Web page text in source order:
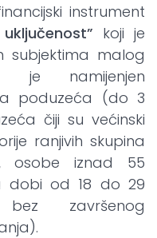
instrument
koji je
subjektima malog
je namijenjen
poduzeća (do 3
čiji su većinski
ranjivih skupina
osobe iznad 55
dobi od 18 do 29
završenog